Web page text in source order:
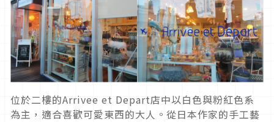
位於二樓的Arrivee et Depart店中以白色與粉紅色系
為主，適合喜歡可愛東西的大人。從日本作家的手工藝